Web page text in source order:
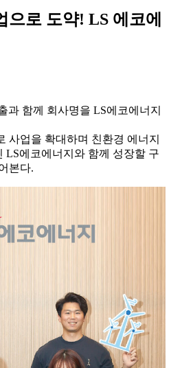
으로 도약! LS 에코에
과 함께 회사명을 LS에코에너지
사업을 확대하며 친환경 에너지
LS에코에너지와 함께 성장할 구
본다.